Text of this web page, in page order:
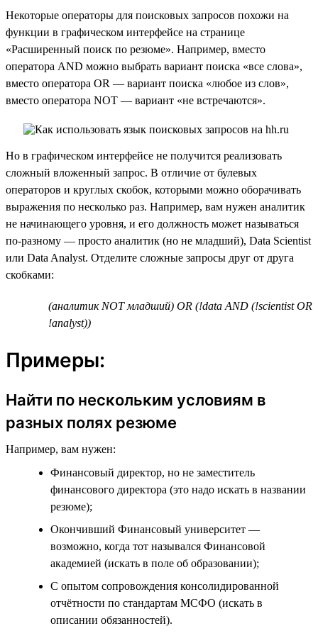
Некоторые операторы для поисковых запросов похожи на
функции в графическом интерфейсе на странице
«Расширенный поиск по резюме». Например, вместо
оператора AND можно выбрать вариант поиска «все слова»,
вместо оператора OR — вариант поиска «любое из слов»,
вместо оператора NOT — вариант «не встречаются».
Но в графическом интерфейсе не получится реализовать
сложный вложенный запрос. В отличие от булевых
операторов и круглых скобок, которыми можно оборачивать
выражения по несколько раз. Например, вам нужен аналитик
не начинающего уровня, и его должность может называться
по-разному — просто аналитик (но не младший), Data Scientist
или Data Analyst. Отделите сложные запросы друг от друга
скобками:
(аналитик NOT младший) OR (!data AND (!scientist OR
!analyst))
Примеры:
Найти по нескольким условиям в
разных полях резюме
Например, вам нужен:
Финансовый директор, но не заместитель
финансового директора (это надо искать в названии
резюме);
Окончивший Финансовый университет —
возможно, когда тот назывался Финансовой
академией (искать в поле об образовании);
С опытом сопровождения консолидированной
отчётности по стандартам МСФО (искать в
описании обязанностей).